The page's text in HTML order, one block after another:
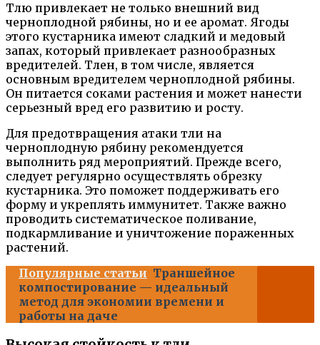
Тлю привлекает не только внешний вид
черноплодной рябины, но и ее аромат. Ягоды
этого кустарника имеют сладкий и медовый
запах, который привлекает разнообразных
вредителей. Тлен, в том числе, является
основным вредителем черноплодной рябины.
Он питается соками растения и может нанести
серьезный вред его развитию и росту.
Для предотвращения атаки тли на
черноплодную рябину рекомендуется
выполнить ряд мероприятий. Прежде всего,
следует регулярно осуществлять обрезку
кустарника. Это поможет поддерживать его
форму и укреплять иммунитет. Также важно
проводить систематическое поливание,
подкармливание и уничтожение пораженных
растений.
Популярные статьи Траншейное
компостирование — идеальный
метод для экономии времени и
работы на даче